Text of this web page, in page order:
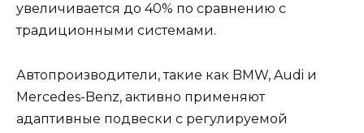
увеличивается до 40% по сравнению с
традиционными системами.
Автопроизводители, такие как BMW, Audi и
Mercedes-Benz, активно применяют
адаптивные подвески с регулируемой